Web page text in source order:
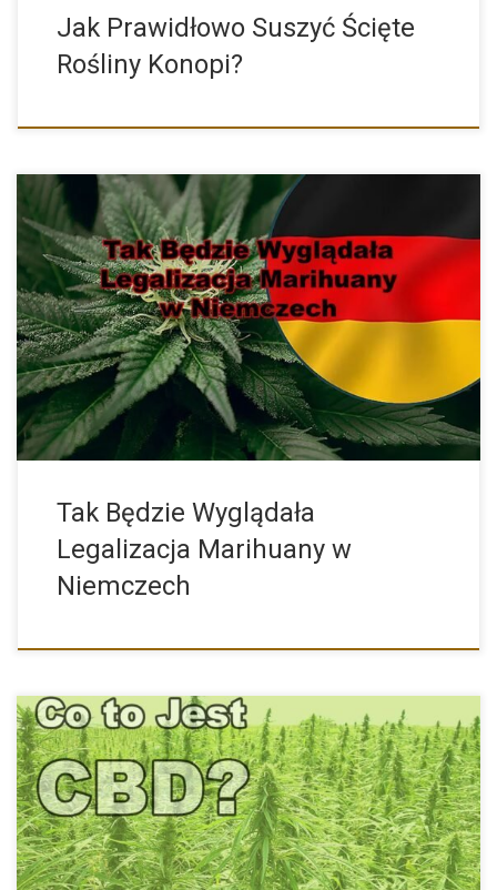
Jak Prawidłowo Suszyć Ścięte
Rośliny Konopi?
Dzisiaj, tj. 12 kwietnia 2023 roku na konferencji prasowej
Minister […]
Tak Będzie Wyglądała
Legalizacja Marihuany w
Niemczech
Prozdrowotne Działanie CBD CBD, czyli inaczej kannabidiol to
substancja pozyskiwana […]